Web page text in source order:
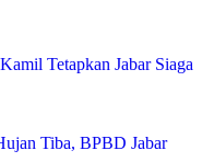
Tetapkan Jabar Siaga
Tiba, BPBD Jabar